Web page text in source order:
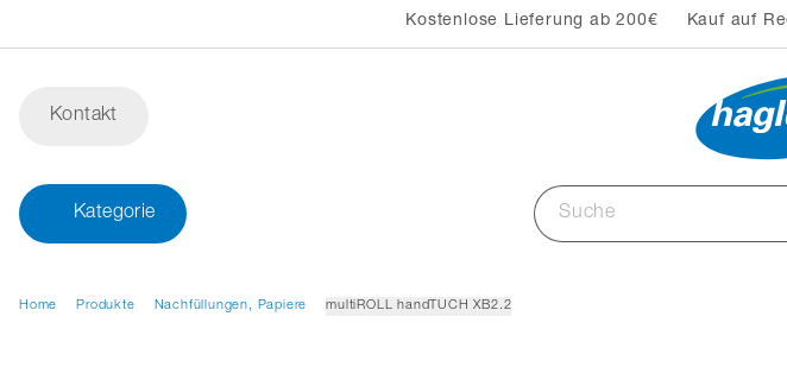
Kostenlose Lieferung ab 200€ Kauf auf
Kontakt
Kategorie
Home Produkte Nachfüllungen, Papiere multiROLL handTUCH XB2.2